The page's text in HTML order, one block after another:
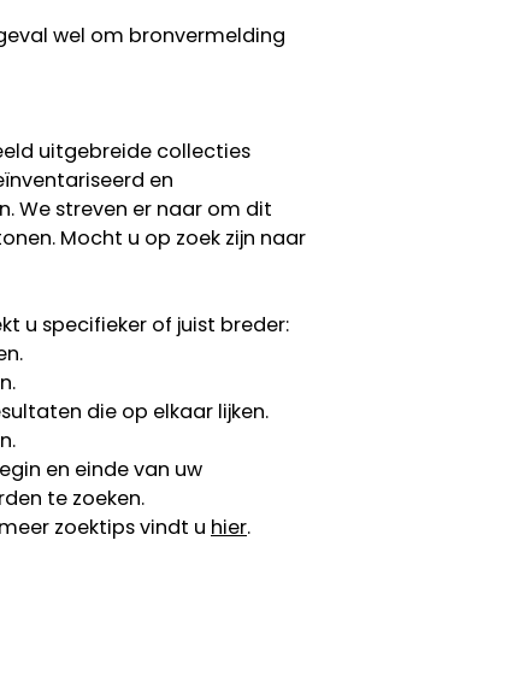
wel om bronvermelding
uitgebreide collecties
en
We streven er naar om dit
Mocht u op zoek zijn naar
u specifieker of juist breder:
die op elkaar lijken.
en einde van uw
te zoeken.
zoektips vindt u hier.